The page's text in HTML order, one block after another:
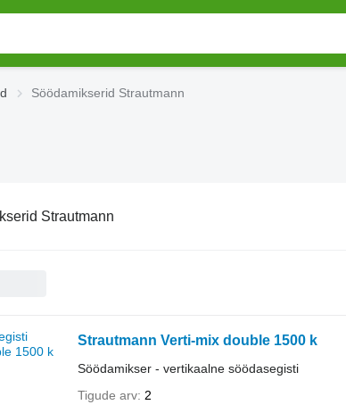
Söödamikserid Strautmann
Strautmann
Strautmann Verti-mix double 1500 k
Söödamikser - vertikaalne söödasegisti
Tigude arv 2